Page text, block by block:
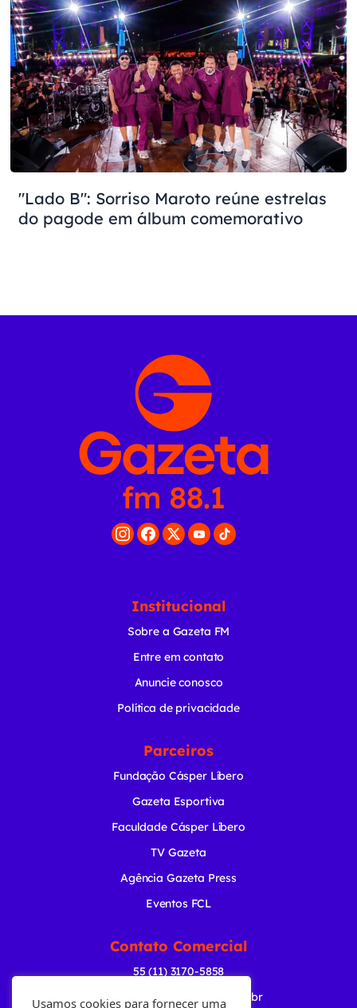
"Lado B": Sorriso Maroto reúne estrelas
do pagode em álbum comemorativo
Institucional
Sobre a Gazeta FM
Entre em contato
Anuncie conosco
Política de privacidade
Parceiros
Fundação Cásper Líbero
Gazeta Esportiva
Faculdade Cásper Líbero
TV Gazeta
Agência Gazeta Press
Eventos FCL
Contato Comercial
55 (11) 3170-5858
comercial@radiogazeta.com.br
Usamos cookies para fornecer uma